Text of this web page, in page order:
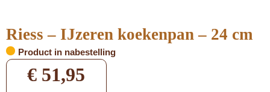
Riess – IJzeren koekenpan – 24 cm
Product in nabestelling
€ 51,95